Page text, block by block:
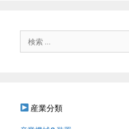
産業分類